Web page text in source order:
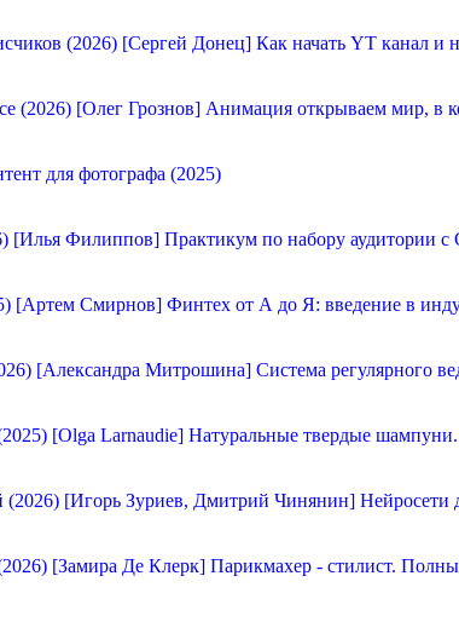
[Сергей Донец] Как начать YT канал и
[Олег Грознов] Анимация открываем мир, в
для фотографа (2025)
[Илья Филиппов] Практикум по набору аудитории с
[Артем Смирнов] Финтех от А до Я: введение в
[Александра Митрошина] Система регулярного
[Olga Larnaudie] Натуральные твердые
[Игорь Зуриев, Дмитрий Чинянин] Нейросети
[Замира Де Клерк] Парикмахер - стилист.